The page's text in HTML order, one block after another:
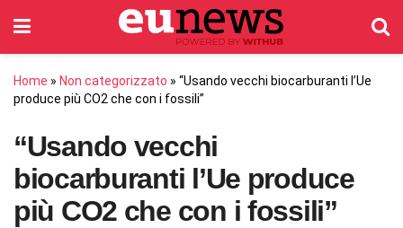
Home » Non categorizzato » “Usando vecchi biocarburanti l’Ue
produce più CO2 che con i fossili”
“Usando vecchi
biocarburanti l’Ue produce
più CO2 che con i fossili”